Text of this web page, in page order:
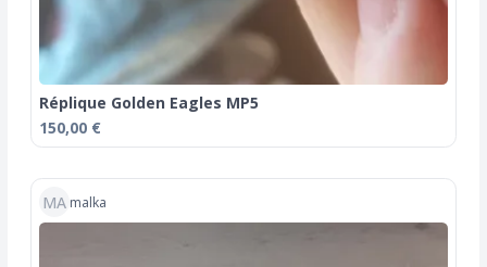
Réplique Golden Eagles MP5
150,00 €
MA malka